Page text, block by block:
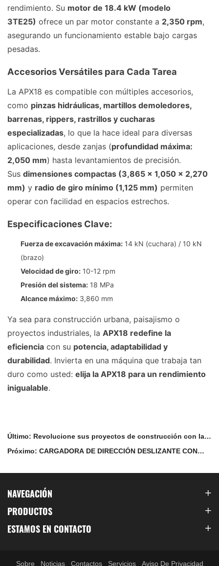
rendimiento. Su motor de 18.4 kW (modelo
3TE25) ofrece un par motor constante a 2,350 rpm,
asegurando un funcionamiento estable bajo cargas
pesadas.
Accesorios Versátiles para Cada Tarea
La APX18 es compatible con múltiples accesorios,
como pinzas hidráulicas, martillos demoledores,
barrenas, rippers, rastrillos y cucharas
especializadas, lo que la hace ideal para diversas
aplicaciones, desde zanjas (profundidad máxima:
2,050 mm) hasta levantamientos de precisión.
Sus dimensiones compactas (3,865 × 1,050 × 2,270
mm) y radio de giro mínimo (1,125 mm) permiten
operar con facilidad en espacios estrechos.
Especificaciones Clave:
Fuerza de excavación máxima: 14 kN (cuchara) / 10 kN
(brazo)
Velocidad de giro: 10-12 rpm
Presión del sistema: 18 MPa
Alcance máximo: 3,860 mm
Ya sea para construcción urbana, paisajismo o
proyectos industriales, la APX18 redefine la
eficiencia con su potencia, adaptabilidad y
durabilidad. Invierta en una máquina que trabaja tan
duro como usted: elija la APX18 para un rendimiento
inigualable.
Último: Revolucione sus proyectos de construcción con la
mezcladora de concreto autocargable ATLAPEX AL 1000
Próximo: CARGADORA DE DIRECCIÓN DESLIZANTE CON
NAVEGACIÓN
PRODUCTOS
ESTAMOS EN CONTACTO
Sobre Noticias Contactos Servicios Aviso De Privacidad